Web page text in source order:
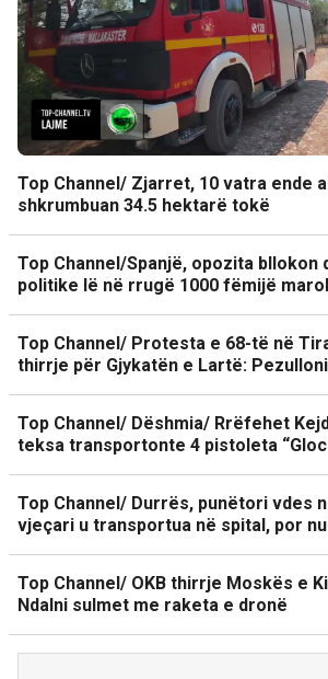
Top Channel/ Zjarret, 10 vatra ende
shkrumbuan 34.5 hektarë tokë
Top Channel/Spanjë, opozita
politike lë në rrugë 1000 fëmijë
Top Channel/ Protesta e 68-të në
thirrje për Gjykatën e Lartë:
Top Channel/ Dëshmia/ Rrëfehet
teksa transportonte 4 pistoleta
Top Channel/ Durrës, punëtori vdes
vjeçari u transportua në spital, por
Top Channel/ OKB thirrje Moskës e
Ndalni sulmet me raketa e dronë